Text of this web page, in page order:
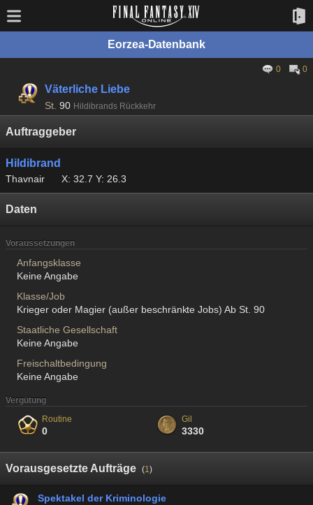
Eorzea-Datenbank
0 0
Väterliche Liebe
St. 90 Hildibrands Rückkehr
Auftraggeber
Hildibrand
Thavnair X: 32.7 Y: 26.3
Daten
Voraussetzungen
Anfangsklasse
Keine Angabe
Klasse/Job
Krieger oder Magier (außer beschränkte Jobs) Ab St. 90
Staatliche Gesellschaft
Keine Angabe
Freischaltbedingung
Keine Angabe
Vergütung
Routine
0
Gil
3330
Vorausgesetzte Aufträge (1)
Spektakel der Kriminologie